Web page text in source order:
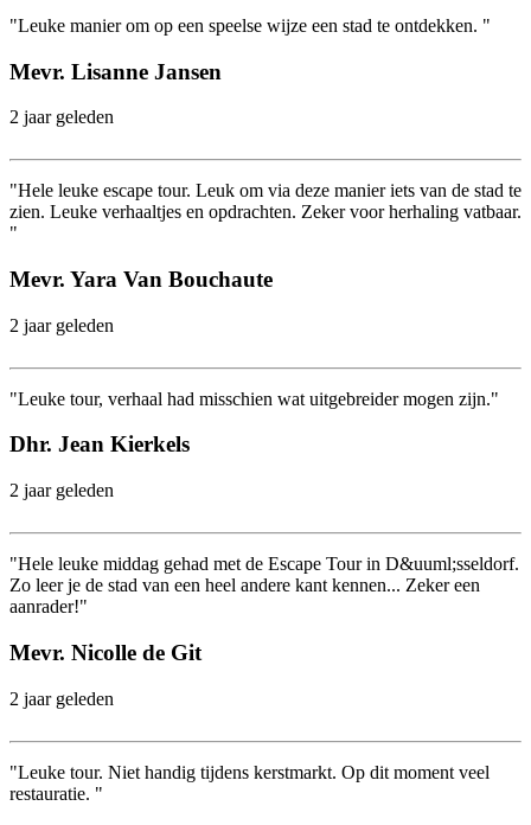
"Leuke manier om op een speelse wijze een stad te ontdekken. "
Mevr. Lisanne Jansen
2 jaar geleden
"Hele leuke escape tour. Leuk om via deze manier iets van de stad te
zien. Leuke verhaaltjes en opdrachten. Zeker voor herhaling vatbaar.
"
Mevr. Yara Van Bouchaute
2 jaar geleden
"Leuke tour, verhaal had misschien wat uitgebreider mogen zijn."
Dhr. Jean Kierkels
2 jaar geleden
"Hele leuke middag gehad met de Escape Tour in D&uuml;sseldorf.
Zo leer je de stad van een heel andere kant kennen... Zeker een
aanrader!"
Mevr. Nicolle de Git
2 jaar geleden
"Leuke tour. Niet handig tijdens kerstmarkt. Op dit moment veel
restauratie. "